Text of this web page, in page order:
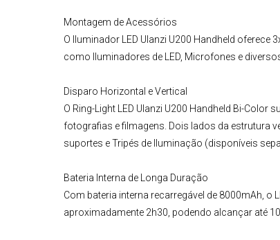
Montagem de Acessórios
O
Iluminador LED Ulanzi U200 Handheld oferece
como
Iluminadores de LED Microfones e
Disparo Horizontal e Vertical
O Ring-Light LED Ulanzi U200 Handheld Bi-Color
fotografias e filmagens. Dois lados da estrutura
suportes eTripés de Iluminação (disponíveis
Bateria Interna de Longa Duração
Com bateria interna recarregável de 8000mAh, o
aproximadamente 2h30, podendo alcançar até